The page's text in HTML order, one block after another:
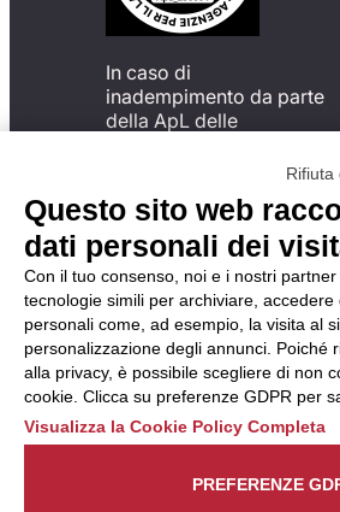
In caso di
inadempimento da parte
della ApL delle
del Codice di Condotta, è
possibile presentare un
reclamo
all’Organismo di
Monitoraggio utilizzando
una delle modalità
descritte al seguente
indirizzo web
https://odm-
agenzielavoro.it/reclami/ .
Rifiuta
Questo sito web
dati personali dei
Con il tuo consenso, noi e i nostri
tecnologie simili per archiviare,
personali come, ad esempio, la visita al
personalizzazione degli annunci. Poiché
alla privacy, è possibile scegliere di non
cookie. Clicca su preferenze GDPR per
Visualizza la Cookie Policy Completa
PREFERENZE